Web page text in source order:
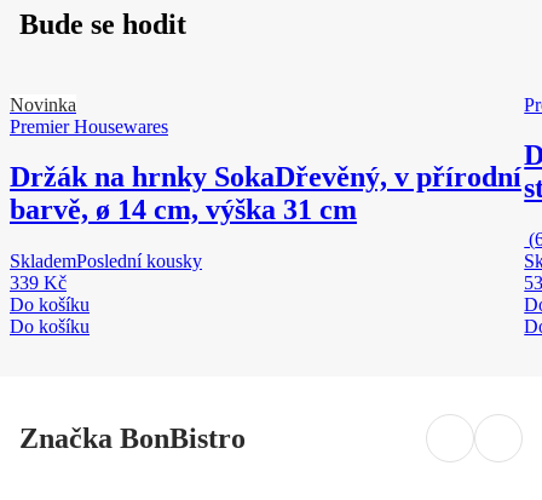
Bude se hodit
Novinka
Premier Housewares
Držák na hrnky SokaDřevěný, v přírodní
barvě, ø 14 cm, výška 31 cm
SklademPoslední kousky
339 Kč
Do košíku
Do košíku
(
Značka BonBistro